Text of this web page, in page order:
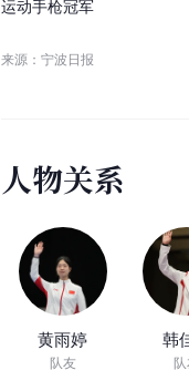
运动手枪冠军
来源：宁波日报
人物关系
黄雨婷
队友
韩